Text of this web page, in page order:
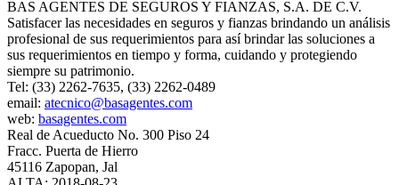
BAS AGENTES DE SEGUROS Y FIANZAS, S.A. DE C.V.
Satisfacer las necesidades en seguros y fianzas brindando un análisis
profesional de sus requerimientos para así brindar las soluciones a
sus requerimientos en tiempo y forma, cuidando y protegiendo
siempre su patrimonio.
Tel: (33) 2262-7635, (33) 2262-0489
email: atecnico@basagentes.com
web: basagentes.com
Real de Acueducto No. 300 Piso 24
Fracc. Puerta de Hierro
45116 Zapopan, Jal